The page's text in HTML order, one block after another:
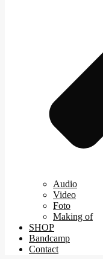
Audio
Video
Foto
Making of
SHOP
Bandcamp
Contact